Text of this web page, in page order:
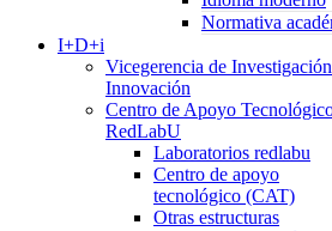
Normativa
I+D+i
Vicegerencia de
Innovación
Centro de Apoyo
RedLabU
Laboratorios redlabu
Centro de apoyo
tecnológico (CAT)
Otras estructuras